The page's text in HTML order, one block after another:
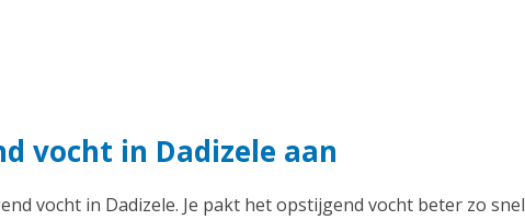
vocht in Dadizele aan
vocht in Dadizele. Je pakt het opstijgend vocht beter zo snel